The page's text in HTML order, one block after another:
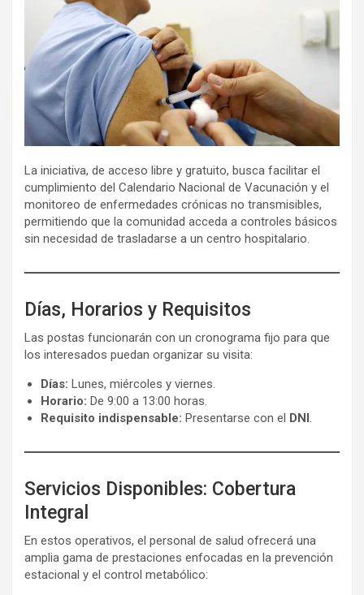
La iniciativa, de acceso libre y gratuito, busca facilitar el
cumplimiento del Calendario Nacional de Vacunación y el
monitoreo de enfermedades crónicas no transmisibles,
permitiendo que la comunidad acceda a controles básicos
sin necesidad de trasladarse a un centro hospitalario.
Días, Horarios y Requisitos
Las postas funcionarán con un cronograma fijo para que
los interesados puedan organizar su visita:
Días: Lunes, miércoles y viernes.
Horario: De 9:00 a 13:00 horas.
Requisito indispensable: Presentarse con el DNI.
Servicios Disponibles: Cobertura
Integral
En estos operativos, el personal de salud ofrecerá una
amplia gama de prestaciones enfocadas en la prevención
estacional y el control metabólico: